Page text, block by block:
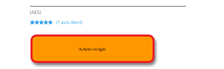
(AES)
sur 5
basé sur
(1 avis client)
Acheter en ligne